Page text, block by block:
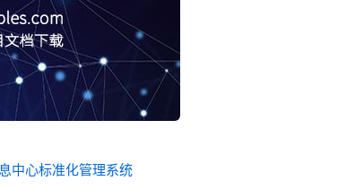
中心标准化管理系统